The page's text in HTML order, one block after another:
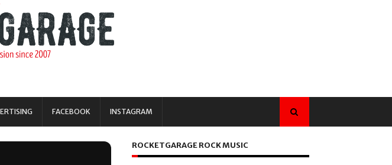
FACEBOOK INSTAGRAM
ROCKETGARAGE ROCK MUSIC